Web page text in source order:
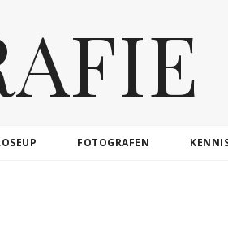
FOTOGRAFEN